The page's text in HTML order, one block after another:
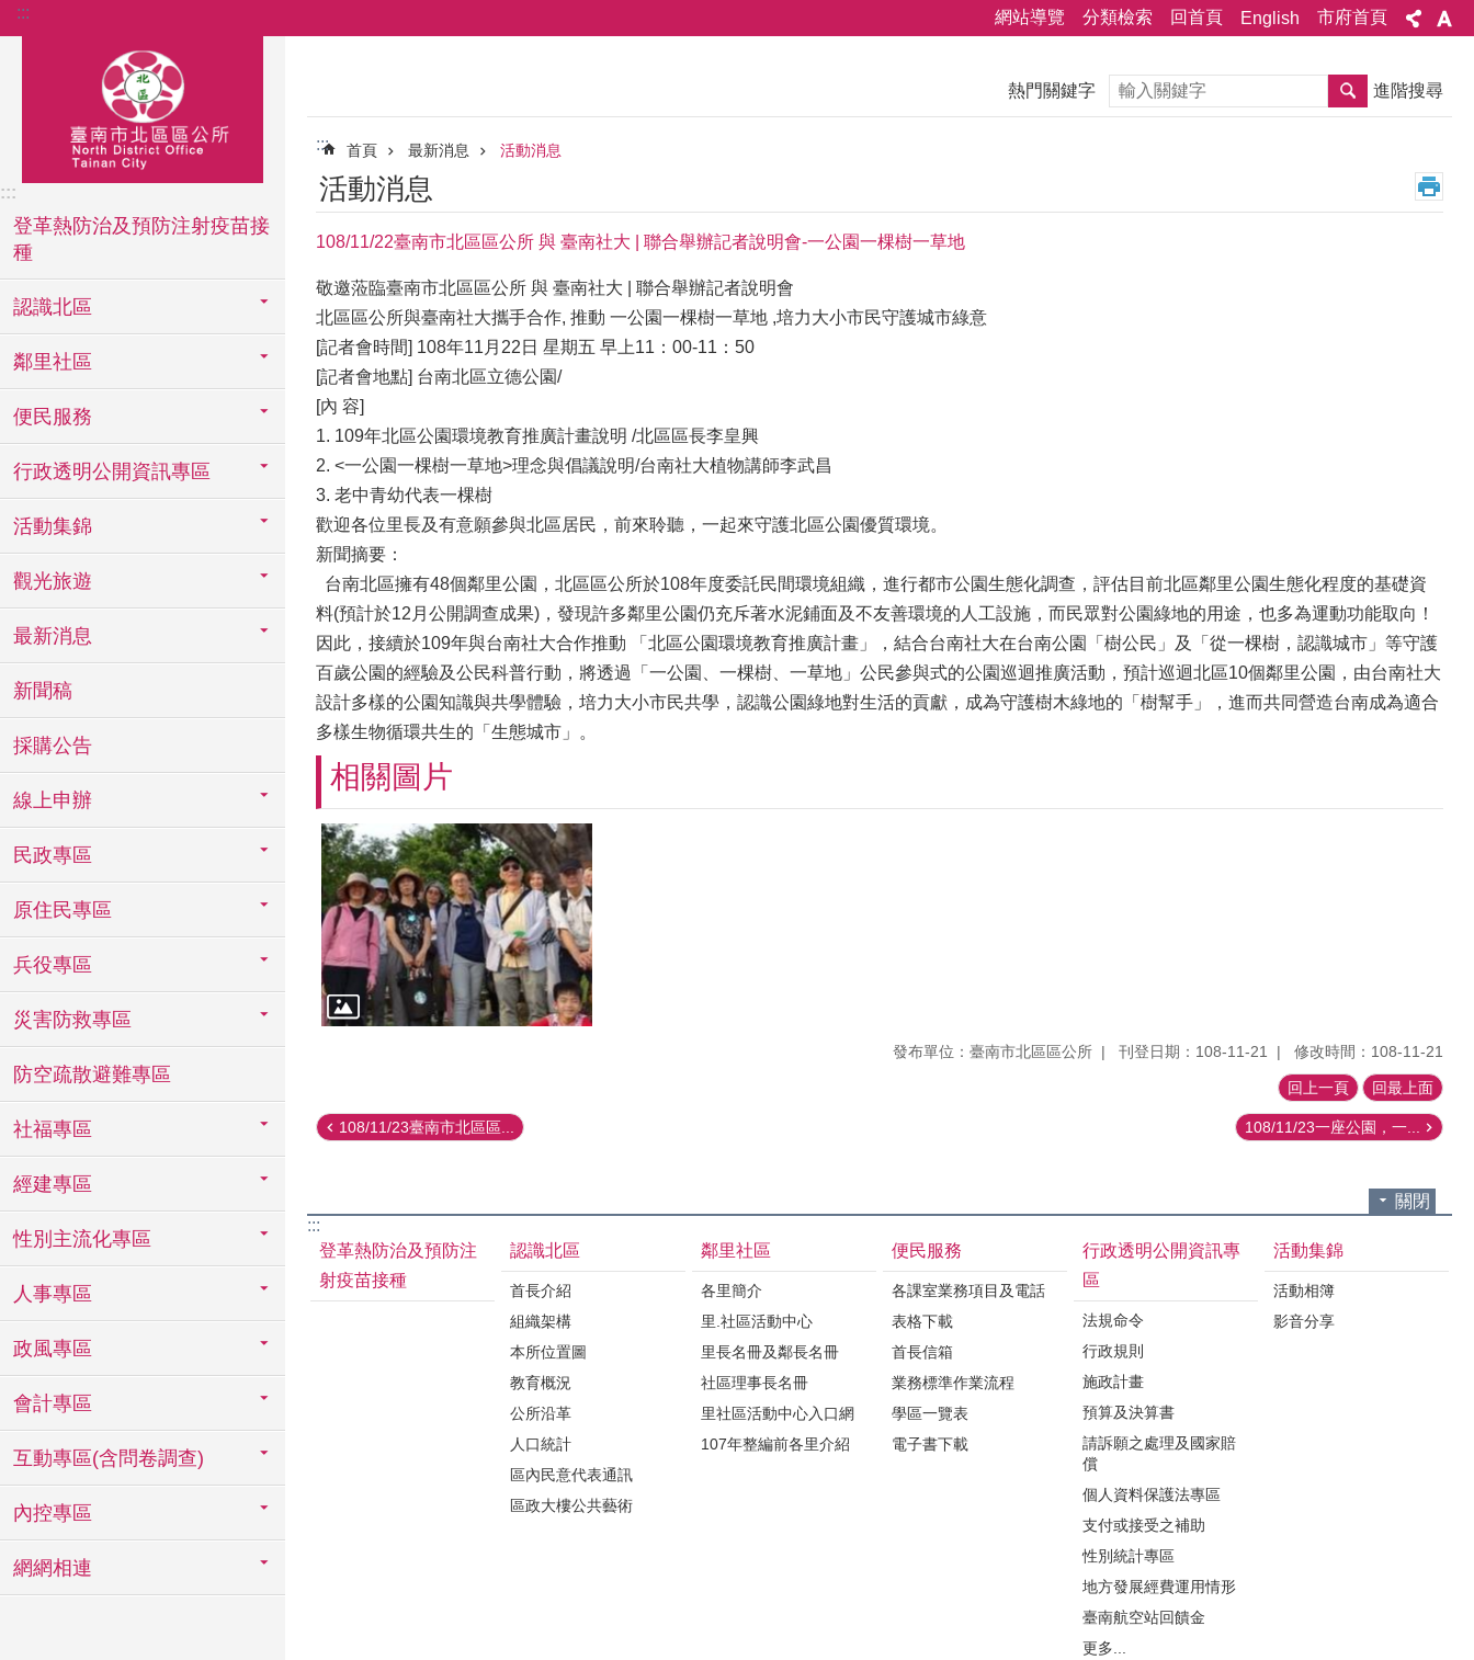
跳到主要內容區塊
::: 網站導覽 分類檢索 回首頁 English 市府首頁
:::
登革熱防治及預防注射疫苗接
種
認識北區
鄰里社區
便民服務
行政透明公開資訊專區
活動集錦
觀光旅遊
最新消息
新聞稿
採購公告
線上申辦
民政專區
原住民專區
兵役專區
災害防救專區
防空疏散避難專區
社福專區
經建專區
性別主流化專區
人事專區
政風專區
會計專區
互動專區(含問卷調查)
內控專區
網網相連
熱門關鍵字 搜尋 進階搜尋
::: 首頁 最新消息 活動消息
活動消息
108/11/22臺南市北區區公所 與 臺南社大 | 聯合舉辦記者說明會-一公園一棵樹一草地
敬邀蒞臨臺南市北區區公所 與 臺南社大 | 聯合舉辦記者說明會
北區區公所與臺南社大攜手合作, 推動 一公園一棵樹一草地 ,培力大小市民守護城市綠意
[記者會時間] 108年11月22日 星期五 早上11：00-11：50
[記者會地點] 台南北區立德公園/
[內 容]
1. 109年北區公園環境教育推廣計畫說明 /北區區長李皇興
2. <一公園一棵樹一草地>理念與倡議說明/台南社大植物講師李武昌
3. 老中青幼代表一棵樹
歡迎各位里長及有意願參與北區居民，前來聆聽，一起來守護北區公園優質環境。
新聞摘要：
台南北區擁有48個鄰里公園，北區區公所於108年度委託民間環境組織，進行都市公園生態化調查，評估目前北區鄰里公園生態化程度的基礎資
料(預計於12月公開調查成果)，發現許多鄰里公園仍充斥著水泥鋪面及不友善環境的人工設施，而民眾對公園綠地的用途，也多為運動功能取向！
因此，接續於109年與台南社大合作推動 「北區公園環境教育推廣計畫」，結合台南社大在台南公園「樹公民」及「從一棵樹，認識城市」等守護
百歲公園的經驗及公民科普行動，將透過「一公園、一棵樹、一草地」公民參與式的公園巡迴推廣活動，預計巡迴北區10個鄰里公園，由台南社大
設計多樣的公園知識與共學體驗，培力大小市民共學，認識公園綠地對生活的貢獻，成為守護樹木綠地的「樹幫手」，進而共同營造台南成為適合
多樣生物循環共生的「生態城市」。
相關圖片
發布單位：臺南市北區區公所 刊登日期：108-11-21 修改時間：108-11-21
回上一頁 回最上面
108/11/23臺南市北區區... 108/11/23一座公園，一...
關閉
:::
登革熱防治及預防注
射疫苗接種
認識北區
首長介紹
組織架構
本所位置圖
教育概況
公所沿革
人口統計
區內民意代表通訊
區政大樓公共藝術
鄰里社區
各里簡介
里.社區活動中心
里長名冊及鄰長名冊
社區理事長名冊
里社區活動中心入口網
107年整編前各里介紹
便民服務
各課室業務項目及電話
表格下載
首長信箱
業務標準作業流程
學區一覽表
電子書下載
行政透明公開資訊專
區
法規命令
行政規則
施政計畫
預算及決算書
請訴願之處理及國家賠
償
個人資料保護法專區
支付或接受之補助
性別統計專區
地方發展經費運用情形
臺南航空站回饋金
更多...
活動集錦
活動相簿
影音分享